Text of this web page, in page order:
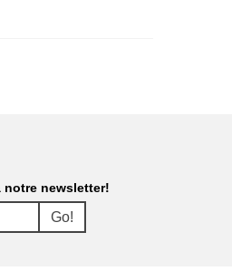
notre newsletter!
Go!